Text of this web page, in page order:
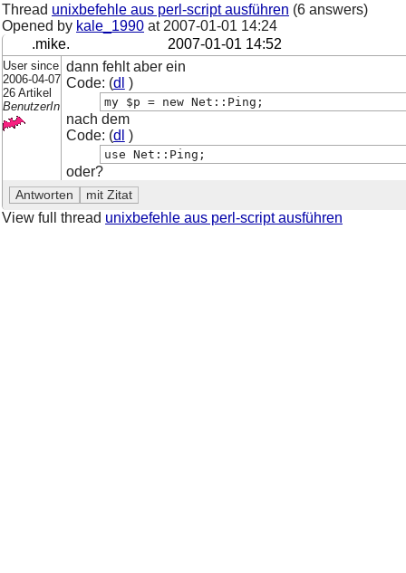
Thread unixbefehle aus perl-script ausführen (6 answers)
Opened by kale_1990 at 2007-01-01 14:24
.mike.
2007-01-01 14:52
User since
2006-04-07
26 Artikel
BenutzerIn
dann fehlt aber ein
Code: (dl )
my $p = new Net::Ping;
nach dem
Code: (dl )
use Net::Ping;
oder?
View full thread unixbefehle aus perl-script ausführen